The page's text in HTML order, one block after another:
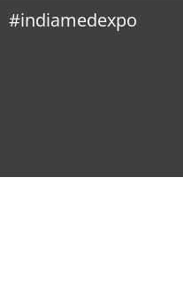
#indiamedexpo